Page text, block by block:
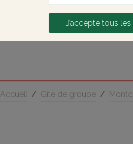
J’accepte tous
Accueil / Gîte de groupe /